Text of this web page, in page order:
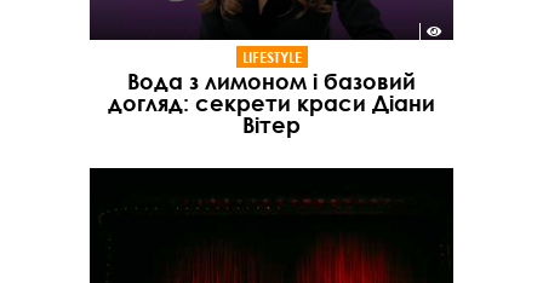
LIFESTYLE
Вода з лимоном і базовий
догляд: секрети краси Діани
Вітер